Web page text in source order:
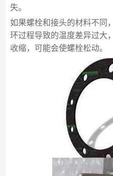
失。
如果螺栓和接头的材料不同
环过程导致的温度差异过大
收缩，可能会使螺栓松动。